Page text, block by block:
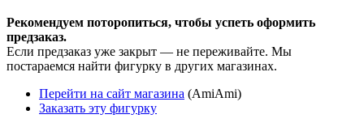
Рекомендуем поторопиться, чтобы успеть оформить
предзаказ.
Если предзаказ уже закрыт — не переживайте. Мы
постараемся найти фигурку в других магазинах.
Перейти на сайт магазина (AmiAmi)
Заказать эту фигурку